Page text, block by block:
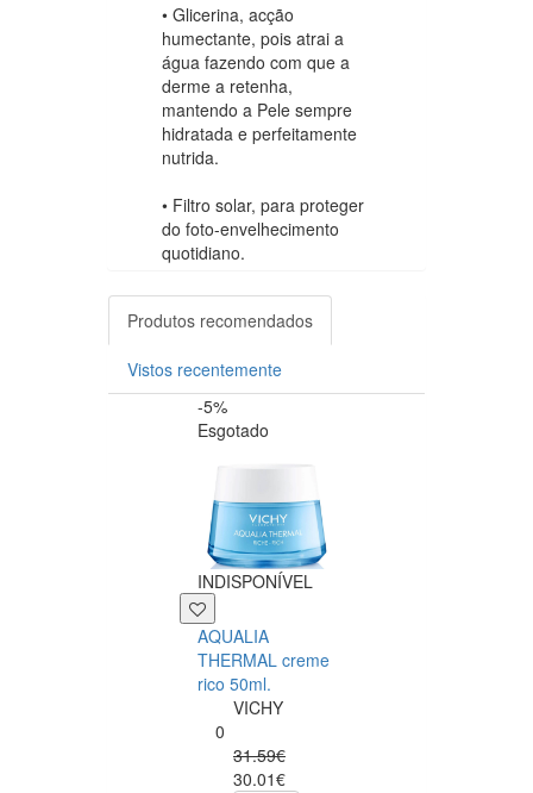
• Glicerina, acção
humectante, pois atrai a
água fazendo com que a
derme a retenha,
mantendo a Pele sempre
hidratada e perfeitamente
nutrida.
• Filtro solar, para proteger
do foto-envelhecimento
quotidiano.
Produtos recomendados
Vistos recentemente
-5%
Esgotado
INDISPONÍVEL
AQUALIA
THERMAL creme
rico 50ml.
VICHY
0
31.59€
30.01€